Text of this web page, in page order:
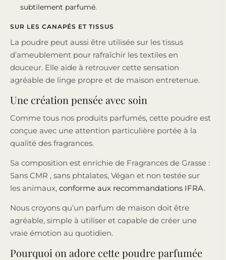
subtilement parfumé.
SUR LES CANAPÉS ET TISSUS
La poudre peut aussi être utilisée sur les tissus
d’ameublement pour rafraîchir les textiles en
douceur. Elle aide à retrouver cette sensation
agréable de linge propre et de maison entretenue.
Une création pensée avec soin
Comme tous nos produits parfumés, cette poudre est
conçue avec une attention particulière portée à la
qualité des fragrances.
Sa composition est enrichie de Fragrances de Grasse :
Sans CMR , sans phtalates, Végan et non testée sur
les animaux, conforme aux recommandations IFRA.
Nous croyons qu’un parfum de maison doit être
agréable, simple à utiliser et capable de créer une
vraie émotion au quotidien.
Pourquoi on adore cette poudre parfumée